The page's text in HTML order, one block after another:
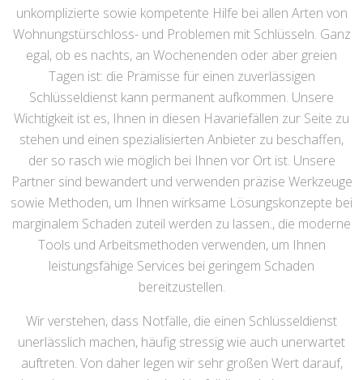
unkomplizierte sowie kompetente Hilfe bei allen Arten von
Wohnungstürschloss- und Problemen mit Schlüsseln. Ganz
egal, ob es nachts, an Wochenenden oder aber greien
Tagen ist: die Prämisse für einen zuverlässigen
Schlüsseldienst kann permanent aufkommen. Unsere
Wichtigkeit ist es, Ihnen in diesen Havariefällen zur Seite zu
stehen und einen spezialisierten Anbieter zu beschaffen,
der so rasch wie möglich bei Ihnen vor Ort ist. Unsere
Partner sind bewandert und verwenden präzise Werkzeuge
sowie Methoden, um Ihnen wirksame Lösungskonzepte bei
marginalem Schaden zuteil werden zu lassen., die moderne
Tools und Arbeitsmethoden verwenden, um Ihnen
leistungsfähige Services bei geringem Schaden
bereitzustellen.
Wir verstehen, dass Notfälle, die einen Schlüsseldienst
unerlässlich machen, häufig stressig wie auch unerwartet
auftreten. Von daher legen wir sehr großen Wert darauf,